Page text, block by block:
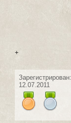
+
Зарегистрирован:
12.07.2011